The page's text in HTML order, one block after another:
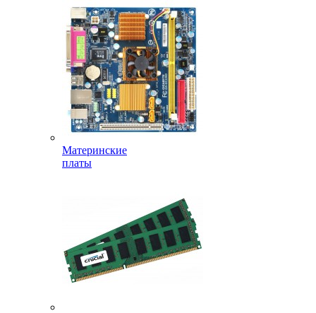
Материнские
платы